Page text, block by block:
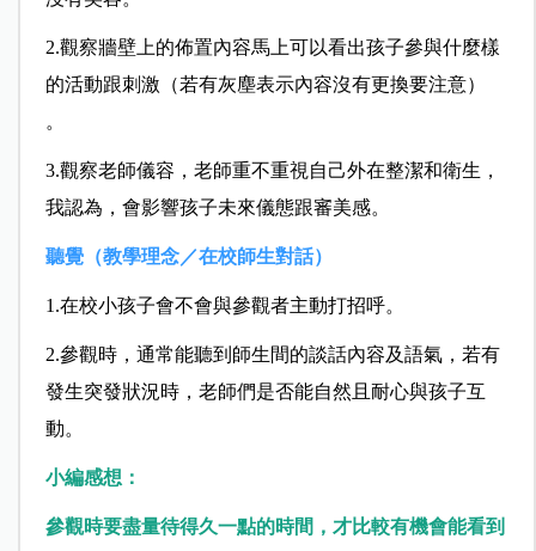
2.觀察牆壁上的佈置內容馬上可以看出孩子參與什麼樣
的活動跟刺激（若有灰塵表示內容沒有更換要注意）
。
3.觀察老師儀容，老師重不重視自己外在整潔和衛生，
我認為，會影響孩子未來儀態跟審美感。
聽覺（教學理念／在校師生對話）
1.在校小孩子會不會與參觀者主動打招呼。
2.參觀時，通常能聽到師生間的談話內容及語氣，若有
發生突發狀況時，老師們是否能自然且耐心與孩子互
動。
小編感想：
參觀時要盡量待得久一點的時間，才比較有機會能看到